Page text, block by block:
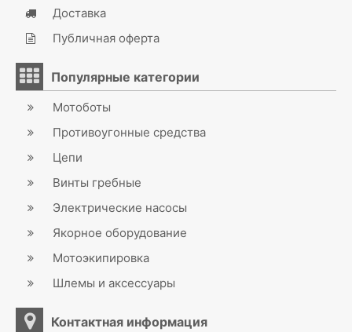
Доставка
Публичная оферта
Популярные категории
Мотоботы
Противоугонные средства
Цепи
Винты гребные
Электрические насосы
Якорное оборудование
Мотоэкипировка
Шлемы и аксессуары
Контактная информация